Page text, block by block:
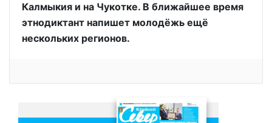
Калмыкия и на Чукотке. В ближайшее время
этнодиктант напишет молодёжь ещё
нескольких регионов.